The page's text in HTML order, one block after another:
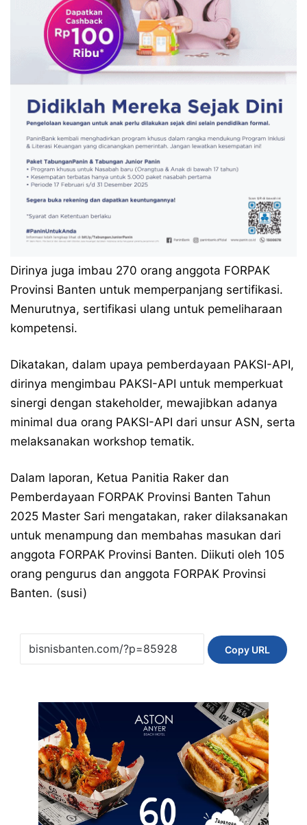
Dirinya juga imbau 270 orang anggota FORPAK
Provinsi Banten untuk memperpanjang sertifikasi.
Menurutnya, sertifikasi ulang untuk pemeliharaan
kompetensi.
Dikatakan, dalam upaya pemberdayaan PAKSI-API,
dirinya mengimbau PAKSI-API untuk memperkuat
sinergi dengan stakeholder, mewajibkan adanya
minimal dua orang PAKSI-API dari unsur ASN, serta
melaksanakan workshop tematik.
Dalam laporan, Ketua Panitia Raker dan
Pemberdayaan FORPAK Provinsi Banten Tahun
2025 Master Sari mengatakan, raker dilaksanakan
untuk menampung dan membahas masukan dari
anggota FORPAK Provinsi Banten. Diikuti oleh 105
orang pengurus dan anggota FORPAK Provinsi
Banten. (susi)
Copy URL